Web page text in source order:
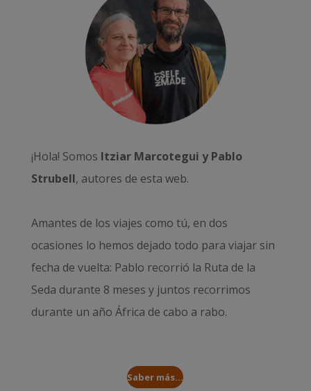
¡Hola! Somos Itziar Marcotegui y Pablo
Strubell, autores de esta web.
Amantes de los viajes como tú, en dos
ocasiones lo hemos dejado todo para viajar sin
fecha de vuelta: Pablo recorrió la Ruta de la
Seda durante 8 meses y juntos recorrimos
durante un año África de cabo a rabo.
Saber más...